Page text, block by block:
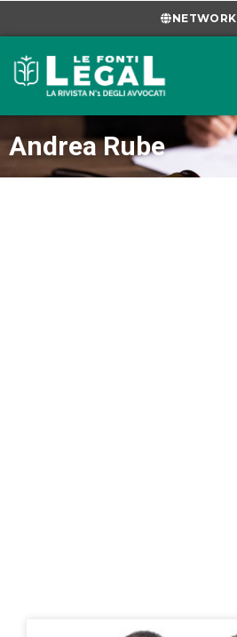
NETWORK
Andrea Rube